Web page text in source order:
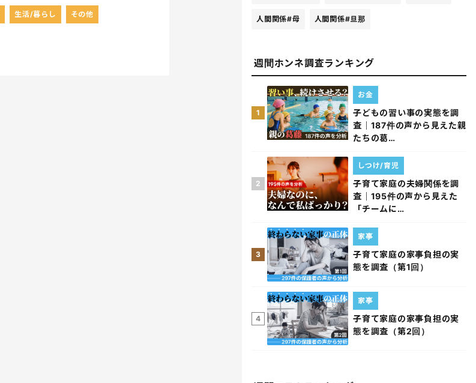
生活/暮らし その他
人間関係#母 人間関係#旦那
週間ホンネ調査ランキング
1
子どもの習い事の実態を調
査｜187件の声から見えた親
たちの葛…
お金
2
子育て家庭の夫婦関係を調
査｜195件の声から見えた
「チームに…
しつけ/育児
3
子育て家庭の家事負担の実
態を調査（第1回）
家事
4
子育て家庭の家事負担の実
態を調査（第2回）
家事